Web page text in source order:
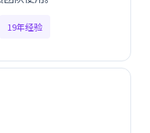
19年经验